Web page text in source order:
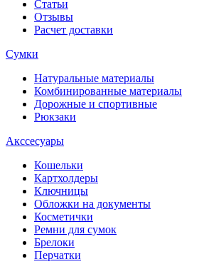
Статьи
Отзывы
Расчет доставки
Сумки
Натуральные материалы
Комбинированные материалы
Дорожные и спортивные
Рюкзаки
Акссесуары
Кошельки
Картхолдеры
Ключницы
Обложки на документы
Косметички
Ремни для сумок
Брелоки
Перчатки